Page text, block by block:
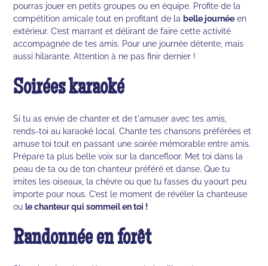
pourras jouer en petits groupes ou en équipe. Profite de la
compétition amicale tout en profitant de labelle journée en
extérieur. C’est marrant et délirant de faire cette activité
accompagnée de tes amis. Pour une journée détente, mais
aussi hilarante. Attention à ne pas finir dernier !
Soirées karaoké
Si tu as envie de chanter et de t'amuser avec tes amis,
rends-toi au karaoké local. Chante tes chansons préférées et
amuse toi tout en passant une soirée mémorable entre amis.
Prépare ta plus belle voix sur la dancefloor. Met toi dans la
peau de ta ou de ton chanteur préféré et danse. Que tu
imites les oiseaux, la chèvre ou que tu fasses du yaourt peu
importe pour nous. C’est le moment de révéler la chanteuse
oule chanteur qui sommeil en toi !
Randonnée en forêt